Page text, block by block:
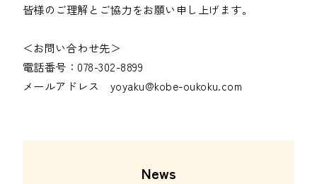
皆様のご理解とご協力をお願い申し上げます。
＜お問い合わせ先＞
電話番号：078-302-8899
メールアドレス　yoyaku@kobe-oukoku.com
News